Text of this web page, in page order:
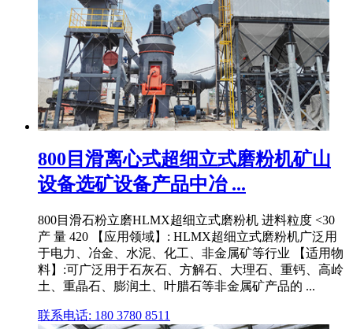
800目滑离心式超细立式磨粉机矿山
设备选矿设备产品中冶 ...
800目滑石粉立磨HLMX超细立式磨粉机 进料粒度 <30
产 量 420 【应用领域】: HLMX超细立式磨粉机广泛用
于电力、冶金、水泥、化工、非金属矿等行业 【适用物
料】:可广泛用于石灰石、方解石、大理石、重钙、高岭
土、重晶石、膨润土、叶腊石等非金属矿产品的 ...
联系电话: 180 3780 8511